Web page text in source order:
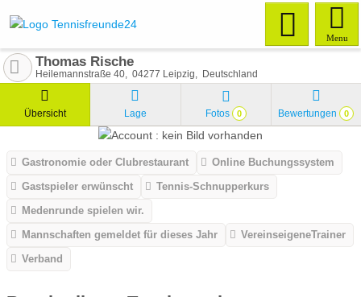
Menu
Thomas Rische
Heilemannstraße 40 04277 Leipzig Deutschland
Übersicht Lage Fotos 0 Bewertungen 0
Gastronomie oder Clubrestaurant
Online Buchungssystem
Gastspieler erwünscht
Tennis-Schnupperkurs
Medenrunde spielen wir.
Mannschaften gemeldet für dieses Jahr
VereinseigeneTrainer
Verband